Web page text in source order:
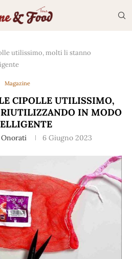
utilissimo, molti li stanno
Magazine
CIPOLLE UTILISSIMO,
IN MODO
Onorati 6 Giugno 2023